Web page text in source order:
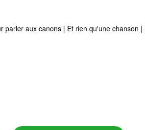
parler aux canons | Et rien qu'une chanson